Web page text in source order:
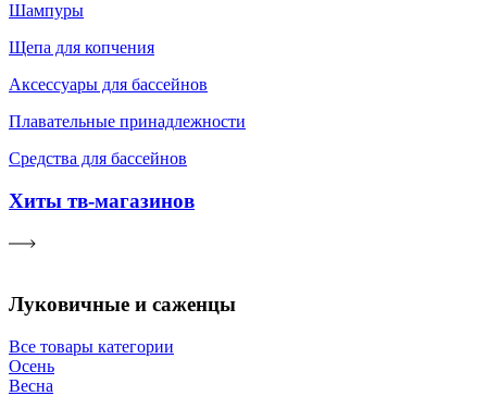
Шампуры
Щепа для копчения
Аксессуары для бассейнов
Плавательные принадлежности
Средства для бассейнов
Хиты тв-магазинов
Луковичные и саженцы
Все товары категории
Осень
Весна